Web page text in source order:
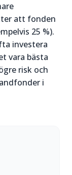
att fonden
25 %).
investera
vara bästa
risk och
i